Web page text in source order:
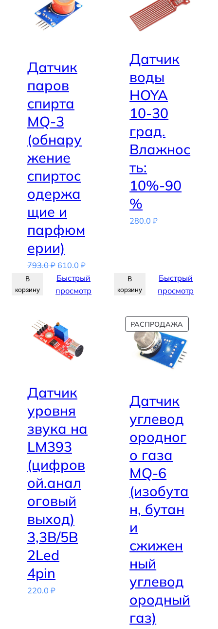
Датчик
паров
спирта
MQ-3
(обнару
жение
спиртос
одержа
щие и
парфюм
ерии)
793.0₽ Первоначальная
цена
составляла
610.0 ₽Текущая
цена:
610.0 ₽.
В
корзину
Быстрый
просмотр
Датчик
воды
HOYA
10-30
град.
Влажнос
ть:
10%-90
%
280.0₽
В
корзину
Быстрый
просмотр
Датчик
уровня
звука на
LM393
(цифров
ой.анал
оговый
выход)
3,3В/5В
2Led
4pin
220.0 ₽
РАСПРОДАЖА
ТОВАР
Датчик
углевод
ородног
о газа
MQ-6
(изобута
н, бутан
и
сжижен
ный
углевод
ородный
газ)